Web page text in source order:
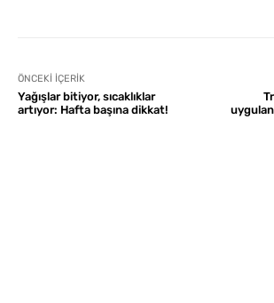
ÖNCEKI İÇERIK
Yağışlar bitiyor, sıcaklıklar
artıyor: Hafta başına dikkat!